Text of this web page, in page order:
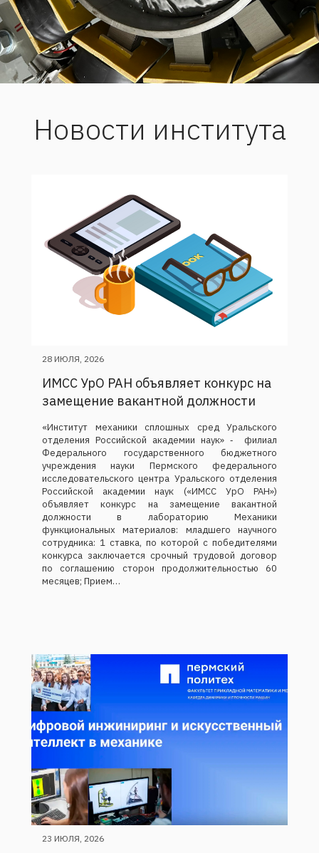
Новости института
28 ИЮЛЯ, 2026
ИМСС УрО РАН объявляет конкурс на
замещение вакантной должности
«Институт механики сплошных сред Уральского
отделения Российской академии наук» ‑ филиал
Федерального государственного бюджетного
учреждения науки Пермского федерального
исследовательского центра Уральского отделения
Российской академии наук («ИМСС УрО РАН»)
объявляет конкурс на замещение вакантной
должности в лабораторию Механики
функциональных материалов: младшего научного
сотрудника: 1 ставка, по которой с победителями
конкурса заключается срочный трудовой договор
по соглашению сторон продолжительностью 60
месяцев; Прием…
23 ИЮЛЯ, 2026